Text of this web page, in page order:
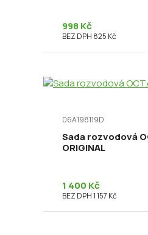
998 Kč
BEZ DPH 825 Kč
06A198119D
Sada rozvodová
ORIGINAL
1 400 Kč
BEZ DPH 1 157 Kč